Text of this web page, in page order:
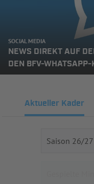
SOCIAL MEDIA
NEWS DIREKT AUF
DEN BFV-
Aktueller Kader